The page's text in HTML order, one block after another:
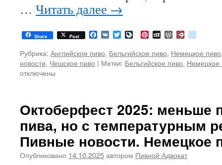
… Читать далее →
Share Post Facebook
VK TwitterLiveJournal
PinterestMySpaceWordPress
Diary.Ru
Рубрика: Английское пиво, Бельгийское пиво, Немецкое пиво
новости, Чешское пиво | Метки: Бельгийское пиво, Немецкое
отключены
Октоберфест 2025: меньше
пива, но с температурным
Пивные новости. Немецкое
Опубликовано 14.10.2025автором Пивной Адвокат